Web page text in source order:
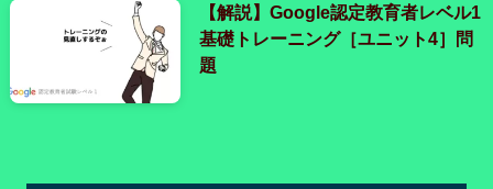
【解説】Google認定教育者レベル1
基礎トレーニング［ユニット4］問
題